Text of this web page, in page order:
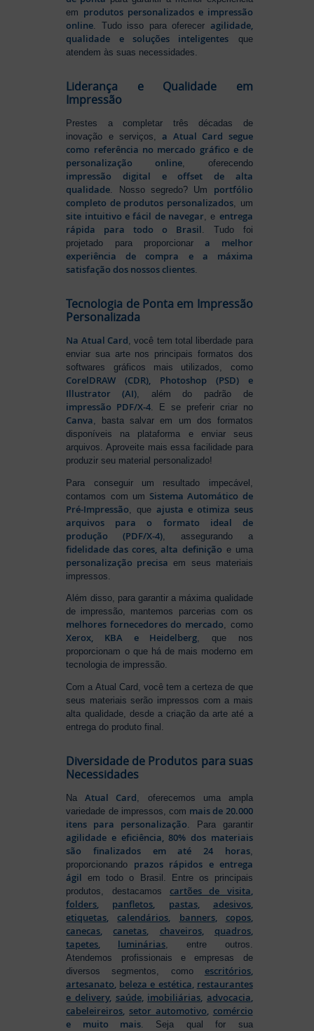
em produtos personalizados e impressão
online. Tudo isso para oferecer agilidade,
qualidade e soluções inteligentes que
atendem às suas necessidades.
Liderança e Qualidade em
Impressão
Prestes a completar três décadas de
inovação e serviços,a Atual Card segue
como referência no mercado gráfico e de
personalização online, oferecendo
impressão digital e offset de alta
qualidade. Nosso segredo? Um portfólio
completo de produtos personalizados, um
site intuitivo e fácil de navegar, e entrega
rápida para todo o Brasil. Tudo foi
projetado para proporcionara melhor
experiência de compra e a máxima
satisfação dos nossos clientes.
Tecnologia de Ponta em Impressão
Personalizada
Na Atual Card , você tem total liberdade para
enviar sua arte nos principais formatos dos
softwares gráficos mais utilizados, como
CorelDRAW (CDR), Photoshop (PSD) e
Illustrator (AI) , além do padrão de
impressão PDF/X-4 . E se preferir criar no
Canva , basta salvar em um dos formatos
disponíveis na plataforma e enviar seus
arquivos. Aproveite mais essa facilidade para
produzir seu material personalizado!
Para conseguir um resultado impecável,
contamos com um Sistema Automático de
Pré-Impressão , queajusta e otimiza seus
arquivos para o formato ideal de
produção (PDF/X-4) , assegurando a
fidelidade das cores, alta definição e uma
personalização precisa em seus materiais
impressos.
Além disso, para garantir a máxima qualidade
de impressão, mantemos parcerias com os
melhores fornecedores do mercado, como
Xerox, KBA e Heidelberg, que nos
proporcionam o que há de mais moderno em
tecnologia de impressão.
Com a Atual Card, você tem a certeza de que
seus materiais serão impressos com a mais
alta qualidade, desde a criação da arte até a
entrega do produto final.
Diversidade de Produtos para suas
Necessidades
NaAtual Card , oferecemos uma ampla
variedade de impressos, com mais de 20.000
itens para personalização . Para garantir
agilidade e eficiência, 80% dos materiais
são finalizados em até 24 horas,
proporcionando prazos rápidos e entrega
ágil em todo o Brasil. Entre os principais
produtos, destacamos cartões de visita,
folders, panfletos, pastas, adesivos,
etiquetas,calendários, banners, copos,
canecas,canetas, chaveiros, quadros,
tapetes, luminárias , entre outros.
Atendemos profissionais e empresas de
diversos segmentos, como escritórios,
artesanato, beleza e estética, restaurantes
e delivery, saúde, imobiliárias, advocacia,
cabeleireiros, setor automotivo, comércio
e muito mais . Seja qual for sua